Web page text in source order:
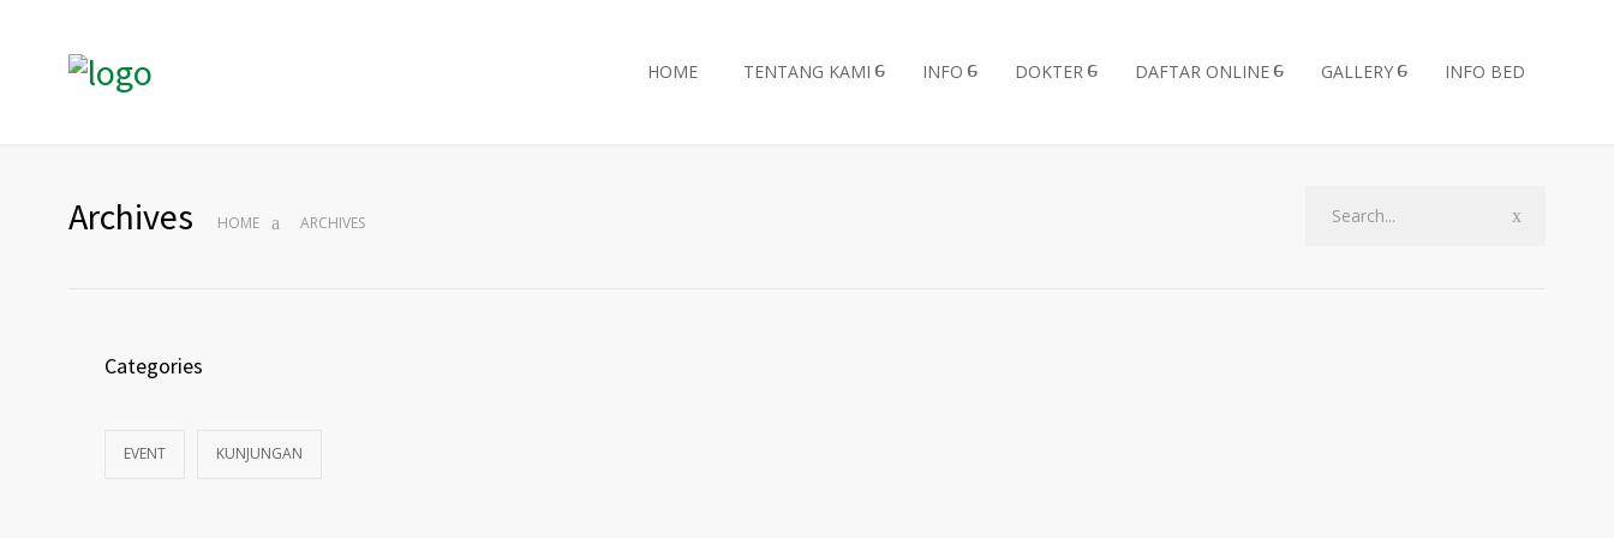
HOME TENTANG KAMI INFO DOKTER DAFTAR ONLINE GALLERY INFO BED
Archives HOME ARCHIVES
Categories
EVENT KUNJUNGAN